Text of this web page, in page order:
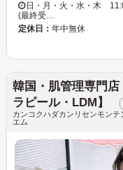
日・月・火・水・木
(最終受…
定休日： 年中無休
韓国・肌管理専門
ラピール・LDM】
カンコクハダカンリセンモン
エム